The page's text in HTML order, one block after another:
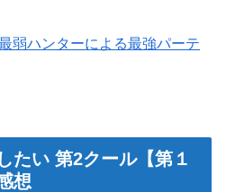
弱ハンターによる最強パーテ
たい 第2クール【第１
想